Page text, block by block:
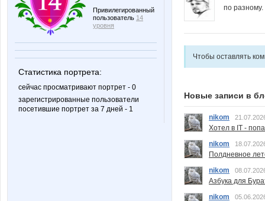
Привилегированный
пользователь 14
уровня
Статистика портрета:
сейчас просматривают портрет - 0
зарегистрированные пользователи
посетившие портрет за 7 дней - 1
по
Чтобы оставлять
Новые записи в
nikom
Хотел в IT -
nikom
Полдневное
nikom
Азбука для
nikom